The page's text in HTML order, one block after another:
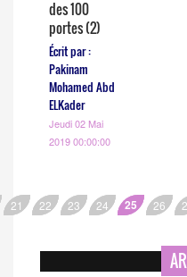
des 100
portes (2)
Écrit par :
Pakinam
Mohamed Abd
ELKader
Jeudi 02 Mai
2019 00:00:00
21 22 23 24 25 26